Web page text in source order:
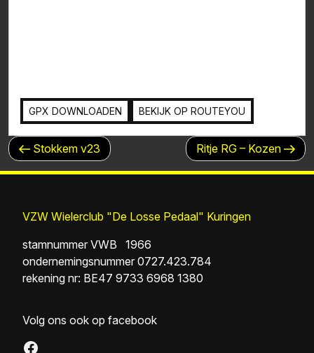
GPX DOWNLOADEN BEKIJK OP ROUTEYOU
BERICHTNAVIGATIE
Vorig
bericht
Stokkem v23
Volgend
bericht
Ritje RG – Kozen
VZW Wielerclub "De Losse Pedaal" Kuringen
stamnummer VWB 1966
ondernemingsnummer 0727.423.784
rekening nr: BE47 9733 6968 1380
Volg ons ook op facebook
Facebook